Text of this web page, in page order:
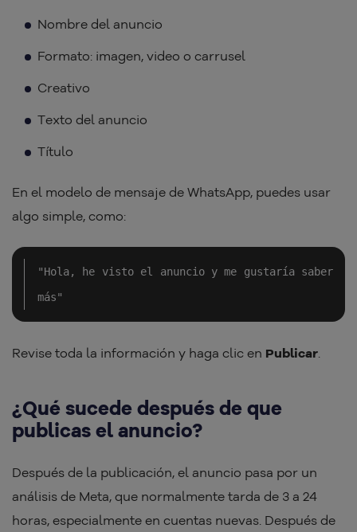
Nombre del anuncio
Formato: imagen, video o carrusel
Creativo
Texto del anuncio
Título
En el modelo de mensaje de WhatsApp, puedes usar
algo simple, como:
"Hola, he visto el anuncio y me gustaría saber
más"
Revise toda la información y haga clic en Publicar.
¿Qué sucede después de que
publicas el anuncio?
Después de la publicación, el anuncio pasa por un
análisis de Meta, que normalmente tarda de 3 a 24
horas, especialmente en cuentas nuevas. Después de